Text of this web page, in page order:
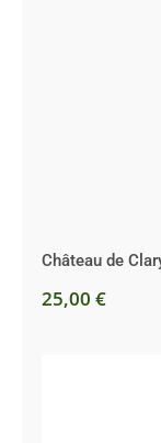
Château de
25,00 €